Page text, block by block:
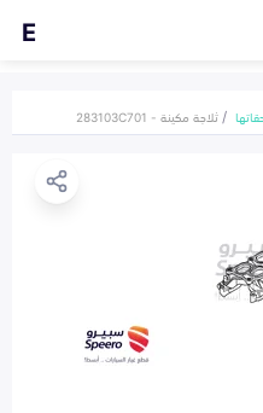
E
ثلاجة مكينة - 283103C701